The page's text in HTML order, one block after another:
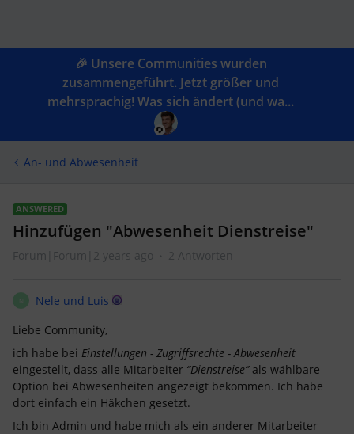
🎉 Unsere Communities wurden
zusammengeführt. Jetzt größer und
mehrsprachig! Was sich ändert (und wa...
An- und Abwesenheit
ANSWERED
Hinzufügen "Abwesenheit Dienstreise"
Forum|Forum|2 years ago 2 Antworten
N
Nele und Luis
Liebe Community,
ich habe bei Einstellungen - Zugriffsrechte - Abwesenheit
eingestellt, dass alle Mitarbeiter “Dienstreise”als wählbare
Option bei Abwesenheiten angezeigt bekommen. Ich habe
dort einfach ein Häkchen gesetzt.
Ich bin Admin und habe mich als ein anderer Mitarbeiter